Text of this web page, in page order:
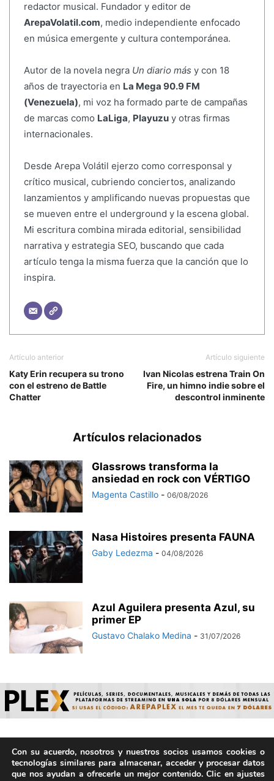
redactor musical. Fundador y editor de
ArepaVolatil.com, medio independiente enfocado
en música emergente y cultura contemporánea.
Autor de la novela negra Un diario más y con 18
años de trayectoria en La Mega 90.9 FM
(Venezuela), mi voz ha formado parte de campañas
de marcas como LaLiga, Playuzuy otras firmas
internacionales.
Desde Arepa Volátil ejerzo como corresponsal y
crítico musical, cubriendo conciertos, analizando
lanzamientos y amplificando nuevas propuestas que
se mueven entre el underground y la escena global.
Mi escritura combina mirada editorial, sensibilidad
narrativa y estrategia SEO, buscando que cada
artículo tenga la misma fuerza que la canción que lo
inspira.
Artículo anterior
Katy Erin recupera su trono
con el estreno de Battle
Chatter
Artículo siguiente
Ivan Nicolas estrena Train On
Fire, un himno indie sobre el
descontrol inminente
Artículos relacionados
Glassrows transforma la
ansiedad en rock con VÉRTIGO
Magenta Castillo - 06/08/2026
Nasa Histoires presenta FAUNA
Gaby Ledezma - 04/08/2026
Azul Aguilera presenta Azul, su
primer EP
Gustavo Chalako Medina - 31/07/2026
© ArepaVolatil.Com 2021-2025 - Hecho por humanos, no por
IA. | Todos los derechos reservados.
Con su acuerdo, nosotros y nuestros socios usamos cookies o
tecnologías similares para almacenar, acceder y procesar datos
que nos ayudan a ofrecerle un mejor contenido. Clic en ajustes